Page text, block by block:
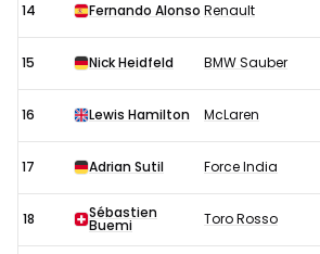
14 Fernando Alonso Renault
15 Nick Heidfeld BMW Sauber
16 Lewis Hamilton McLaren
17 Adrian Sutil Force India
18 Sébastien
Buemi Toro Rosso